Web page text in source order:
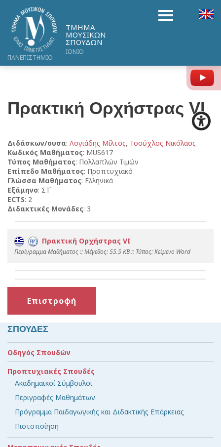
ΤΜΗΜΑ
ΜΟΥΣΙΚΩΝ
ΣΠΟΥΔΩΝ
ΙΟΝΙΟ
ΠΑΝΕΠΙΣΤΗΜΙΟ
Πρακτική Ορχήστρας VI
Διδάσκων/ουσα: Λογιάδης Μίλτος, Τσούχλος Νικόλαος
Κωδικός Μαθήματος: MUS617
Τύπος Μαθήματος: Πολλαπλών Τιμών
Επίπεδο Μαθήματος: Προπτυχιακό
Γλώσσα Μαθήματος: Ελληνικά
Εξάμηνο: ΣΤ΄
ECTS: 2
Διδακτικές Μονάδες: 3
Πρακτική Ορχήστρας VI
Περίγραμμα Μαθήματος :: Mέγεθος: 55.5 KB :: Τύπος: Kείμενο Word
Επιστροφή
ΣΠΟΥΔΕΣ
Οδηγός Σπουδών
Προπτυχιακές Σπουδές
Ακαδημαϊκοί Σύμβουλοι
Περιγραφές Μαθημάτων
Πρόγραμμα Παιδαγωγικής και Διδακτικής Επάρκειας
Πιστοποίηση